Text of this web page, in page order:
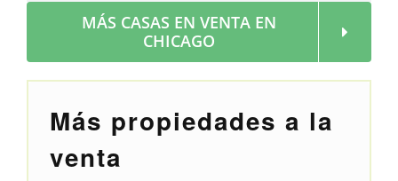
MÁS CASAS EN VENTA EN
CHICAGO
Más propiedades a la
venta